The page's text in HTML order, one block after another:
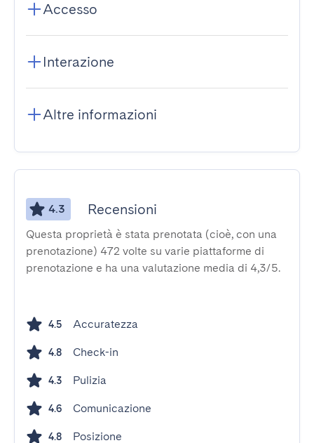
Accesso
Interazione
Altre informazioni
4.3 Recensioni
Questa proprietà è stata prenotata (cioè, con una
prenotazione) 472 volte su varie piattaforme di
prenotazione e ha una valutazione media di 4,3/5.
4.5 Accuratezza
4.8 Check-in
4.3 Pulizia
4.6 Comunicazione
4.8 Posizione